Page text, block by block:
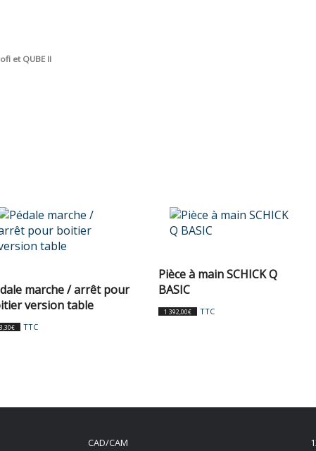
et QUBE II
marche / arrêt pour
version table
€ TTC
Pièce à main SCHICK Q
BASIC
1 392,00€ TTC
CAD/CAM